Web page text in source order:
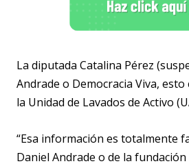
La diputada Catalina Pérez
Andrade o Democracia Viva,
la Unidad de Lavados de Activo
“Esa información es totalmente
Daniel Andrade o de la